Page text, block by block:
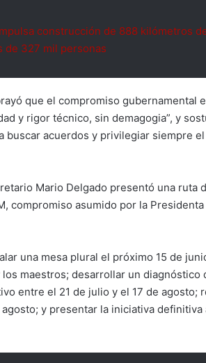
construcción de 888 kilómetros
de 327 mil personas
que el compromiso gubernamental
y rigor técnico, sin demagogia”, y
buscar acuerdos y privilegiar siempre
Mario Delgado presentó una ruta
compromiso asumido por la
una mesa plural el próximo 15 de
maestros; desarrollar un diagnóstico
entre el 21 de julio y el 17 de agosto;
y presentar la iniciativa